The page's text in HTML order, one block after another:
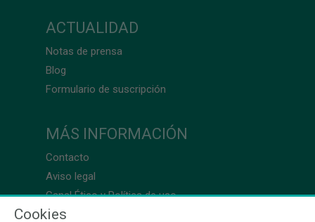
ACTUALIDAD
Notas de prensa
Blog
Formulario de suscripción
MÁS INFORMACIÓN
Contacto
Aviso legal
Canal Ético y Política de uso
Cookies